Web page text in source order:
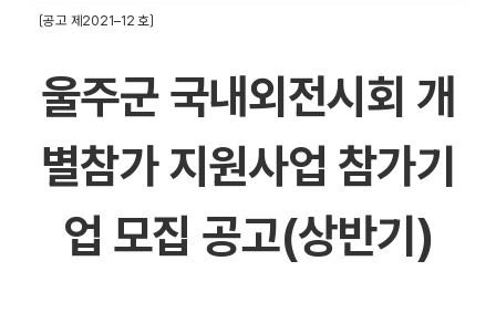
〔공고 제2021–12 호〕
울주군 국내외전시회 개
별참가 지원사업 참가기
업 모집 공고(상반기)